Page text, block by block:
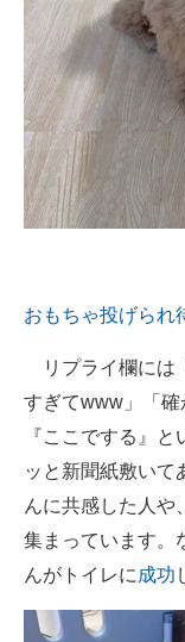
おもちゃ投げられ
リプライ欄には
すぎてwww」「
『ここでする』
ッと新聞紙敷いて
んに共感した人や
集まっています。
んがトイレに 成功